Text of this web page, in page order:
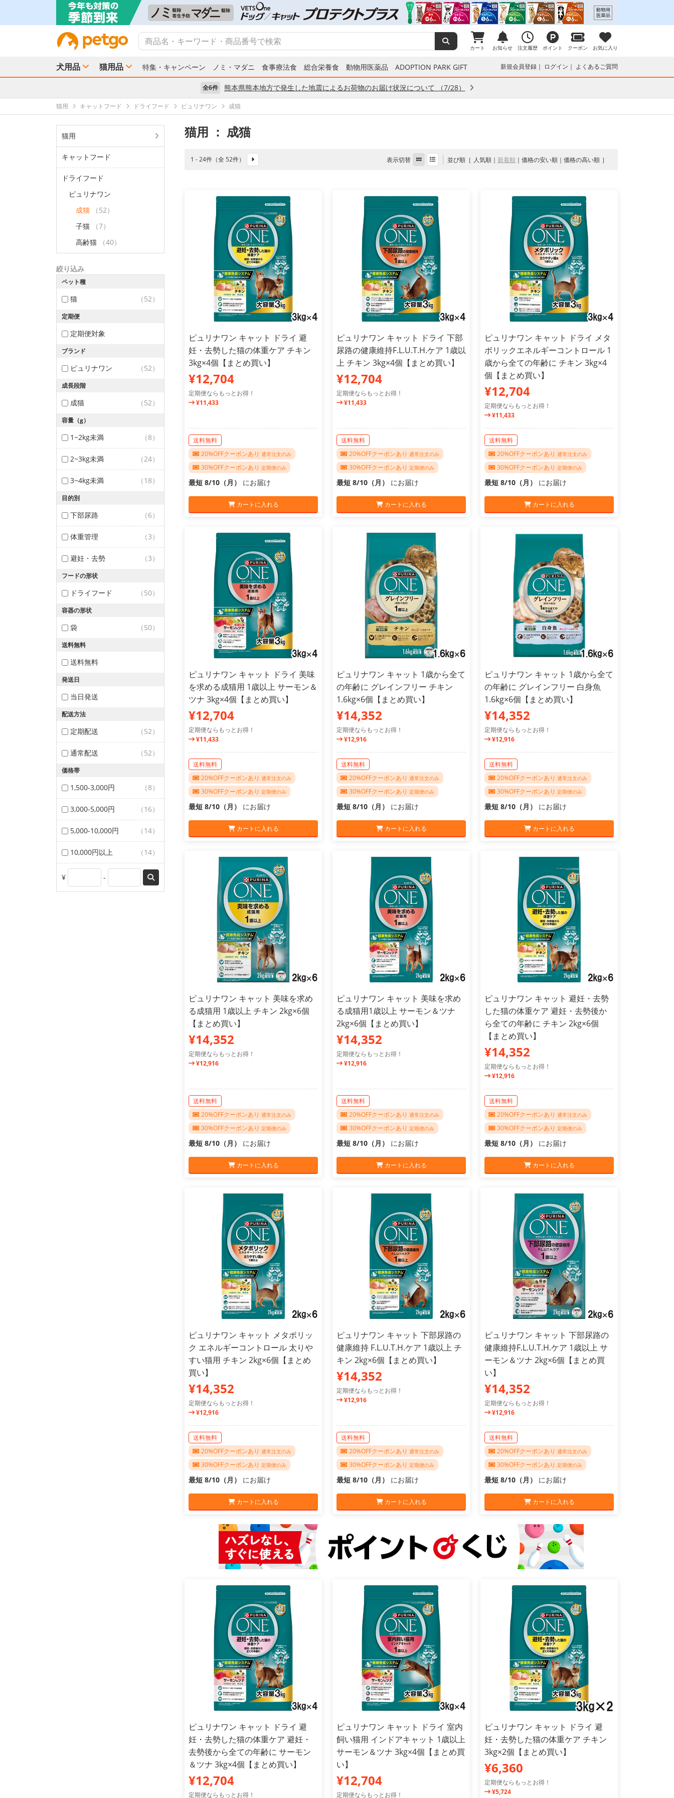
カート お知らせ 注文履歴 ポイント クーポン お気に入り
犬用品 猫用品 特集・キャンペーン ノミ・マダニ 食事療法食 総合栄養食 動物用医薬品 ADOPTION PARK GIFT 新規会員登録 ログイン よくあるご質問
全6件 熊本県熊本地方で発生した地震によるお荷物のお届け状況について （7/28）
猫用 キャットフード ドライフード ピュリナワン 成猫
猫用
キャットフード
ドライフード
ピュリナワン
成猫
（52）
子猫
（7）
高齢猫
（40）
絞り込み
ペット種
猫 （52）
定期便
定期便対象
ブランド
ピュリナワン （52）
成長段階
成猫 （52）
容量（g）
1~2kg未満 （8）
2~3kg未満 （24）
3~4kg未満 （18）
目的別
下部尿路 （6）
体重管理 （3）
避妊・去勢 （3）
フードの形状
ドライフード （50）
容器の形状
袋 （50）
送料無料
送料無料
発送日
当日発送
配送方法
定期配送 （52）
通常配送 （52）
価格帯
1,500-3,000円 （8）
3,000-5,000円 （16）
5,000-10,000円 （14）
10,000円以上 （14）
¥ -
猫用 ： 成猫
1 - 24件（全 52件） 表示切替 並び順 人気順 新着順 価格の安い順 価格の高い順
ピュリナワン キャット ドライ 避
妊・去勢した猫の体重ケア チキン
3kg×4個【まとめ買い】
¥12,704
定期便ならもっとお得！
¥11,433
送料無料
20%OFFクーポンあり 通常注文のみ
30%OFFクーポンあり 定期便のみ
最短 8/10（月） にお届け
カートに入れる
ピュリナワン キャット ドライ 下部
尿路の健康維持F.L.U.T.H.ケア 1歳以
上 チキン 3kg×4個【まとめ買い】
¥12,704
定期便ならもっとお得！
¥11,433
送料無料
20%OFFクーポンあり 通常注文のみ
30%OFFクーポンあり 定期便のみ
最短 8/10（月） にお届け
カートに入れる
ピュリナワン キャット ドライ メタ
ボリックエネルギーコントロール 1
歳から全ての年齢に チキン 3kg×4
個【まとめ買い】
¥12,704
定期便ならもっとお得！
¥11,433
送料無料
20%OFFクーポンあり 通常注文のみ
30%OFFクーポンあり 定期便のみ
最短 8/10（月） にお届け
カートに入れる
ピュリナワン キャット ドライ 美味
を求める成猫用 1歳以上 サーモン＆
ツナ 3kg×4個【まとめ買い】
¥12,704
定期便ならもっとお得！
¥11,433
送料無料
20%OFFクーポンあり 通常注文のみ
30%OFFクーポンあり 定期便のみ
最短 8/10（月） にお届け
カートに入れる
ピュリナワン キャット 1歳から全て
の年齢に グレインフリー チキン
1.6kg×6個【まとめ買い】
¥14,352
定期便ならもっとお得！
¥12,916
送料無料
20%OFFクーポンあり 通常注文のみ
30%OFFクーポンあり 定期便のみ
最短 8/10（月） にお届け
カートに入れる
ピュリナワン キャット 1歳から全て
の年齢に グレインフリー 白身魚
1.6kg×6個【まとめ買い】
¥14,352
定期便ならもっとお得！
¥12,916
送料無料
20%OFFクーポンあり 通常注文のみ
30%OFFクーポンあり 定期便のみ
最短 8/10（月） にお届け
カートに入れる
ピュリナワン キャット 美味を求め
る成猫用 1歳以上 チキン 2kg×6個
【まとめ買い】
¥14,352
定期便ならもっとお得！
¥12,916
送料無料
20%OFFクーポンあり 通常注文のみ
30%OFFクーポンあり 定期便のみ
最短 8/10（月） にお届け
カートに入れる
ピュリナワン キャット 美味を求め
る成猫用1歳以上 サーモン＆ツナ
2kg×6個【まとめ買い】
¥14,352
定期便ならもっとお得！
¥12,916
送料無料
20%OFFクーポンあり 通常注文のみ
30%OFFクーポンあり 定期便のみ
最短 8/10（月） にお届け
カートに入れる
ピュリナワン キャット 避妊・去勢
した猫の体重ケア 避妊・去勢後か
ら全ての年齢に チキン 2kg×6個
【まとめ買い】
¥14,352
定期便ならもっとお得！
¥12,916
送料無料
20%OFFクーポンあり 通常注文のみ
30%OFFクーポンあり 定期便のみ
最短 8/10（月） にお届け
カートに入れる
ピュリナワン キャット メタボリッ
ク エネルギーコントロール 太りや
すい猫用 チキン 2kg×6個【まとめ
買い】
¥14,352
定期便ならもっとお得！
¥12,916
送料無料
20%OFFクーポンあり 通常注文のみ
30%OFFクーポンあり 定期便のみ
最短 8/10（月） にお届け
カートに入れる
ピュリナワン キャット 下部尿路の
健康維持 F.L.U.T.H.ケア 1歳以上 チ
キン 2kg×6個【まとめ買い】
¥14,352
定期便ならもっとお得！
¥12,916
送料無料
20%OFFクーポンあり 通常注文のみ
30%OFFクーポンあり 定期便のみ
最短 8/10（月） にお届け
カートに入れる
ピュリナワン キャット 下部尿路の
健康維持F.L.U.T.H.ケア 1歳以上 サ
ーモン＆ツナ 2kg×6個【まとめ買
い】
¥14,352
定期便ならもっとお得！
¥12,916
送料無料
20%OFFクーポンあり 通常注文のみ
30%OFFクーポンあり 定期便のみ
最短 8/10（月） にお届け
カートに入れる
ピュリナワン キャット ドライ 避
妊・去勢した猫の体重ケア 避妊・
去勢後から全ての年齢に サーモン
＆ツナ 3kg×4個【まとめ買い】
¥12,704
定期便ならもっとお得！
ピュリナワン キャット ドライ 室内
飼い猫用 インドアキャット 1歳以上
サーモン＆ツナ 3kg×4個【まとめ買
い】
¥12,704
定期便ならもっとお得！
ピュリナワン キャット ドライ 避
妊・去勢した猫の体重ケア チキン
3kg×2個【まとめ買い】
¥6,360
定期便ならもっとお得！
¥5,724